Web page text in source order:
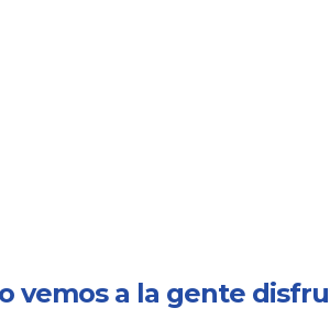
vemos a la gente